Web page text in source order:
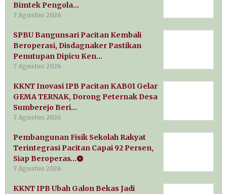
Bimtek Pengola…
7 Agustus 2026
SPBU Bangunsari Pacitan Kembali
Beroperasi, Disdagnaker Pastikan
Penutupan Dipicu Ken…
7 Agustus 2026
KKNT Inovasi IPB Pacitan KAB01 Gelar
GEMA TERNAK, Dorong Peternak Desa
Sumberejo Beri…
7 Agustus 2026
Pembangunan Fisik Sekolah Rakyat
Terintegrasi Pacitan Capai 92 Persen,
Siap Beroperas…
7 Agustus 2026
KKNT IPB Ubah Galon Bekas Jadi